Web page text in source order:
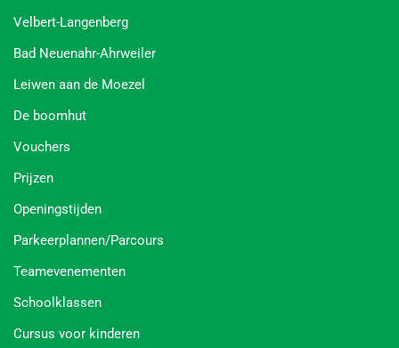
Velbert-Langenberg
Bad Neuenahr-Ahrweiler
Leiwen aan de Moezel
De boomhut
Vouchers
Prijzen
Openingstijden
Parkeerplannen/Parcours
Teamevenementen
Schoolklassen
Cursus voor kinderen